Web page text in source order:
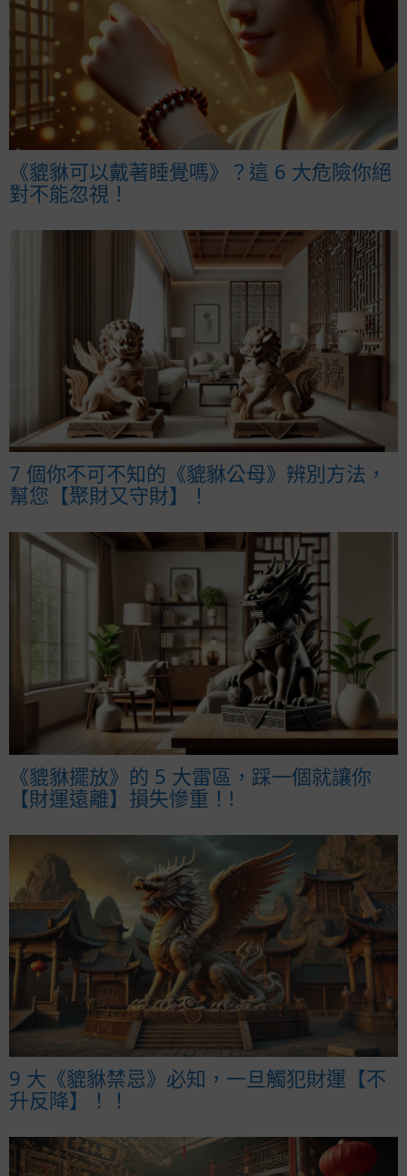
《貔貅可以戴著睡覺嗎》？這 6 大危險你絕
對不能忽視！
7 個你不可不知的《貔貅公母》辨別方法，
幫您【聚財又守財】！
《貔貅擺放》的 5 大雷區，踩一個就讓你
【財運遠離】損失慘重！!
9 大《貔貅禁忌》必知，一旦觸犯財運【不
升反降】！！